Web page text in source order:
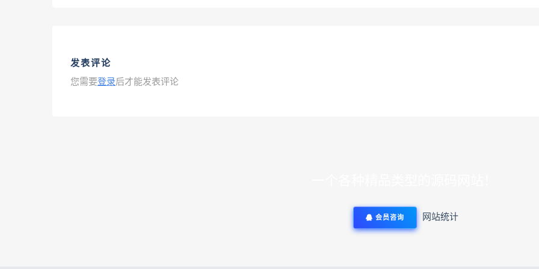
发表评论
您需要登录后才能发表评论
会员咨询 网站统计